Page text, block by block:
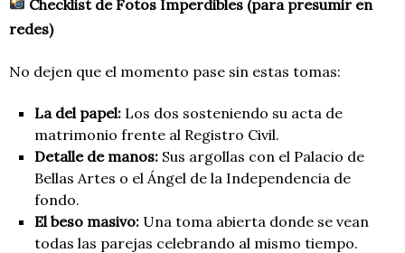
Checklist de Fotos Imperdibles (para presumir en
redes)
No dejen que el momento pase sin estas tomas:
La del papel: Los dos sosteniendo su acta de
matrimonio frente al Registro Civil.
Detalle de manos: Sus argollas con el Palacio de
Bellas Artes o el Ángel de la Independencia de
fondo.
El beso masivo: Una toma abierta donde se vean
todas las parejas celebrando al mismo tiempo.